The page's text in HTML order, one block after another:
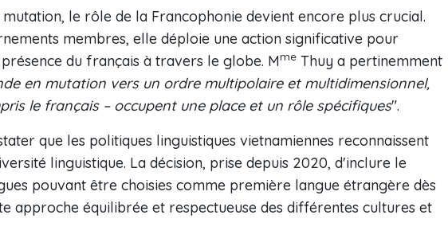
le rôle de la Francophonie devient encore plus crucial.
membres, elle déploie une action significative pour
du français à travers le globe. Mme Thuy a pertinemment
en mutation vers un ordre multipolaire et multidimensionnel,
le français – occupent une place et un rôle spécifiques".
que les politiques linguistiques vietnamiennes reconnaissent
linguistique. La décision, prise depuis 2020, d'inclure le
pouvant être choisies comme première langue étrangère dès
approche équilibrée et respectueuse des différentes cultures et